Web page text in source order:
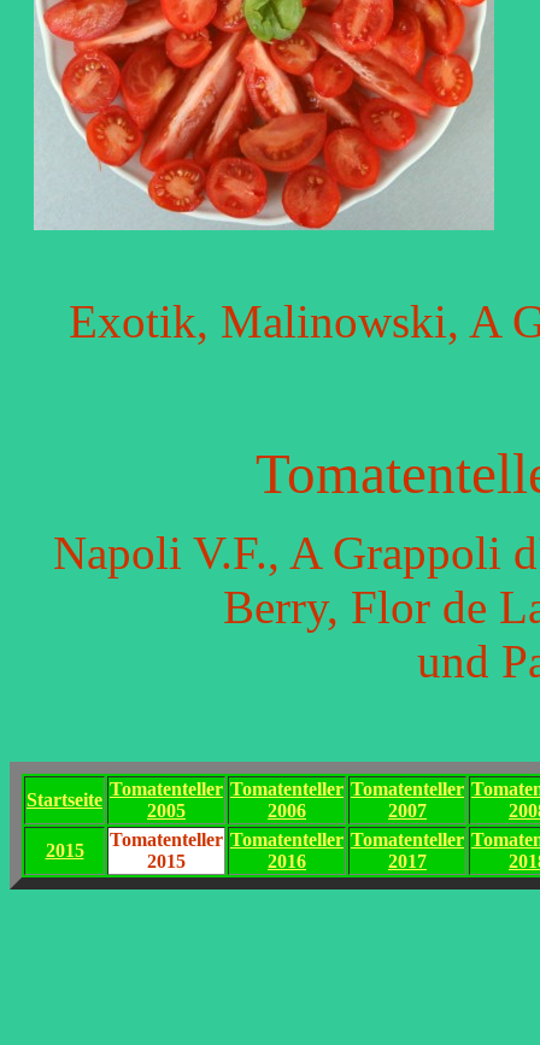
Exotik, Malinowski, A
Napoli V.F., A Grappoli
Berry, Flor de
und
Startseite
Tomatenteller
2005
Tomatenteller
2006
Tomatenteller
2007
2015
Tomatenteller
2015
Tomatenteller
2016
Tomatenteller
2017